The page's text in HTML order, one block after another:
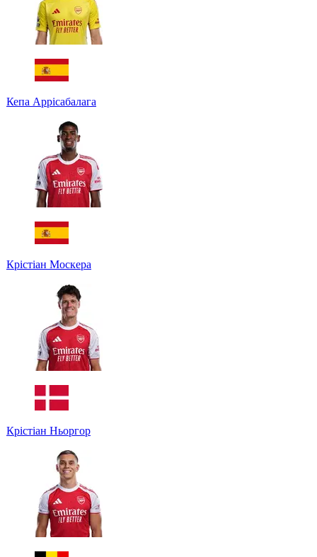
Кепа Аррісабалага
Крістіан Москера
Крістіан Ньоргор